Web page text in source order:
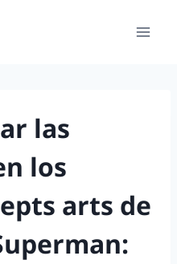
las
los
arts de